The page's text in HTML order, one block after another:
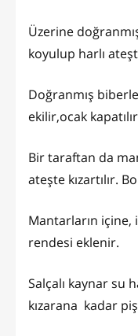
Üzerine
koyulup harlı
Doğranmış
ekilir,ocak
Bir taraftan da
ateşte kızartılır.
Mantarların içine,
rendesi eklenir.
Salçalı kaynar su
kızarana kadar